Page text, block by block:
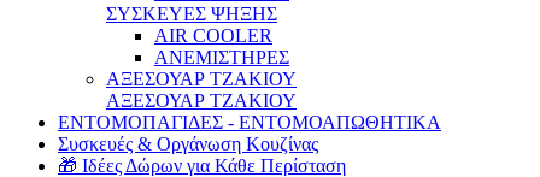
ΣΥΣΚΕΥΕΣ ΨΗΞΗΣ
AIR COOLER
ΑΝΕΜΙΣΤΗΡΕΣ
ΑΞΕΣΟΥΑΡ ΤΖΑΚΙΟΥ
ΑΞΕΣΟΥΑΡ ΤΖΑΚΙΟΥ
ΕΝΤΟΜΟΠΑΓΙΔΕΣ - ΕΝΤΟΜΟΑΠΩΘΗΤΙΚΑ
Συσκευές & Οργάνωση Κουζίνας
🎁 Ιδέες Δώρων για Κάθε Περίσταση